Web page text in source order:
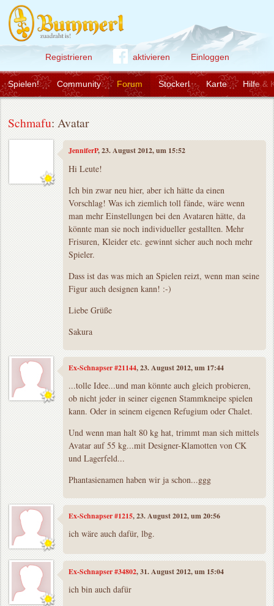
Registrieren aktivieren Einloggen
Community Forum Stockerl Karte Hilfe &
Spielen!
Schmafu: Avatar
JenniferP, 23. August 2012, um 15:52
Hi Leute!
Ich bin zwar neu hier, aber ich hätte da einen
Vorschlag! Was ich ziemlich toll fände, wäre wenn
man mehr Einstellungen bei den Avataren hätte, da
könnte man sie noch individueller gestallten. Mehr
Frisuren, Kleider etc. gewinnt sicher auch noch mehr
Spieler.
Dass ist das was mich an Spielen reizt, wenn man seine
Figur auch designen kann! :-)
Liebe Grüße
Sakura
Ex-Schnapser #21144, 23. August 2012, um 17:44
...tolle Idee...und man könnte auch gleich probieren,
ob nicht jeder in seiner eigenen Stammkneipe spielen
kann. Oder in seinem eigenen Refugium oder Chalet.
Und wenn man halt 80 kg hat, trimmt man sich mittels
Avatar auf 55 kg...mit Designer-Klamotten von CK
und Lagerfeld...
Phantasienamen haben wir ja schon...ggg
Ex-Schnapser #1215, 23. August 2012, um 20:56
ich wäre auch dafür, lbg.
Ex-Schnapser #34802, 31. August 2012, um 15:04
ich bin auch dafür